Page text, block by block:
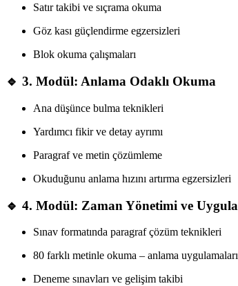
Satır takibi ve sıçrama okuma
Göz kası güçlendirme egzersizleri
Blok okuma çalışmaları
🔹 3. Modül: Anlama Odaklı Okuma
Ana düşünce bulma teknikleri
Yardımcı fikir ve detay ayrımı
Paragraf ve metin çözümleme
Okuduğunu anlama hızını artırma egzersizleri
🔹 4. Modül: Zaman Yönetimi ve
Sınav formatında paragraf çözüm teknikleri
80 farklı metinle okuma – anlama uygulamaları
Deneme sınavları ve gelişim takibi